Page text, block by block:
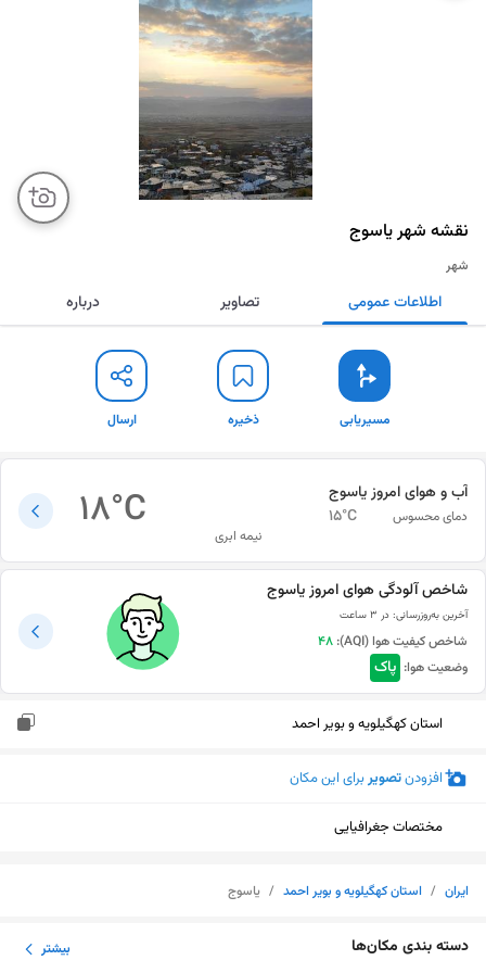
نقشه‌ شهریاسوج
شهر
مسیریابی ارسال اطلاعات عمومی تصاویر درباره
مسیریابی ذخیره ارسال
آب و هوای امروزیاسوج
دمای محسوس 15°C
نیمه ابری 18°C
شاخص آلودگی هوای امروزیاسوج
آخرین به‌روزرسانی: در ۳ ساعت
شاخص کیفیت هوا (AQI):
48
وضعیت هوا: پاک
استان کهگیلویه و بویر احمد
افزودنتصویربرای این مکان
مختصات جغرافیایی
ایران / استان کهگیلویه و بویر احمد / یاسوج
دسته بندی مکان‌ها بیشتر